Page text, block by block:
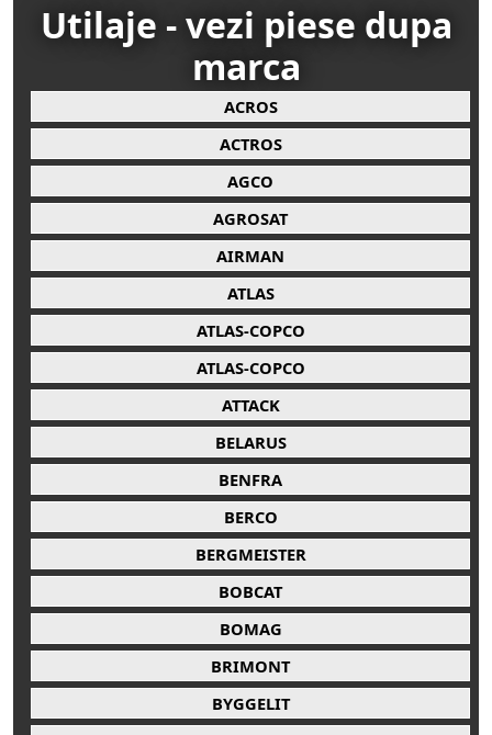
Utilaje - vezi piese dupa
marca
ACROS
ACTROS
AGCO
AGROSAT
AIRMAN
ATLAS
ATLAS-COPCO
ATLAS-COPCO
ATTACK
BELARUS
BENFRA
BERCO
BERGMEISTER
BOBCAT
BOMAG
BRIMONT
BYGGELIT